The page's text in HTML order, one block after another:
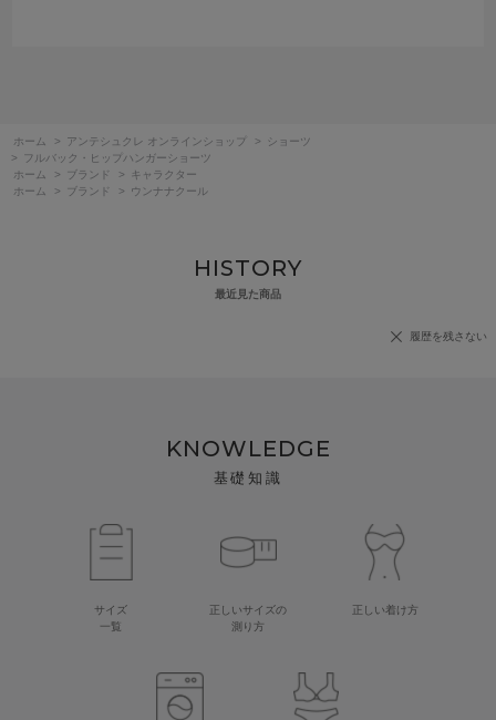
ホーム > アンテシュクレ オンラインショップ >
ショーツ
>
フルバック・ヒップハンガーショーツ
ホーム
> ブランド >
キャラクター
ホーム
> ブランド > ウンナナクール
HISTORY
最近見た商品
履歴を残さない
KNOWLEDGE
基礎知識
サイズ
一覧
正しいサイズの
測り方
正しい着け方